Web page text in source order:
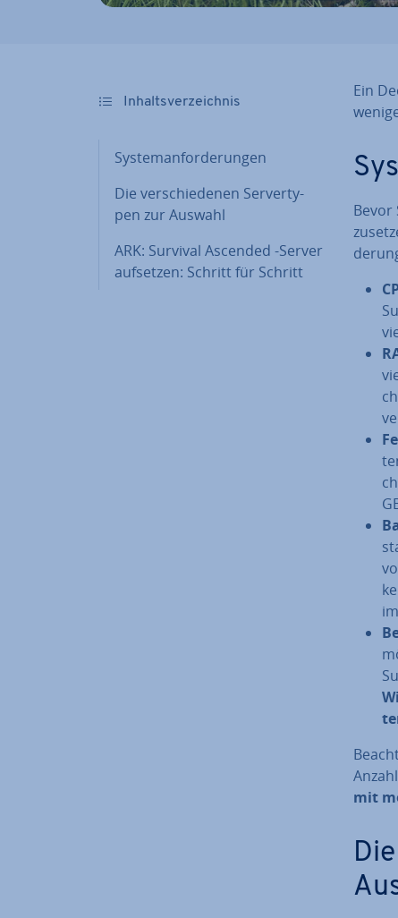
In­halts­ver­zeich­nis
Sys­tem­an­for­de­run­gen
Die ver­schie­de­nen Ser­ver­ty­
pen zur Auswahl
ARK: Survival Ascended -Server
aufsetzen: Schritt für Schritt
Ein
Bevor
mit